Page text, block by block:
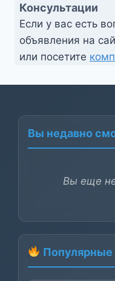
Консультации
Если у вас есть
объявления на
или посетите
Вы недавно
Вы еще
Популярные